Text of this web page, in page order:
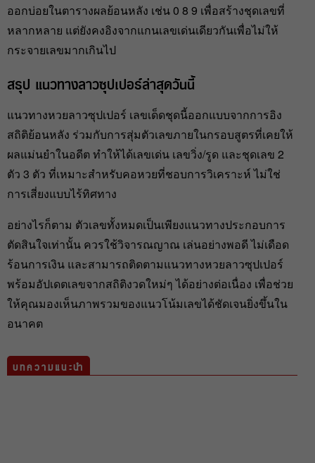
ออกบ่อยในตารางผลย้อนหลัง เช่น 0 8 9 เพื่อสร้างชุดเลขที่
หลากหลาย แต่ยังคงอิงจากแกนเลขเด่นเดียวกันเพื่อไม่ให้
กระจายเลขมากเกินไป
สรุป แนวทางลาวซุปเปอร์ล่าสุดวันนี้
แนวทางหวยลาวซุปเปอร์ เลขเด็ดชุดนี้ออกแบบจากการอิง
สถิติย้อนหลัง ร่วมกับการสุ่มตัวเลขภายในกรอบสูตรที่เคยให้
ผลแม่นยำในอดีต ทำให้ได้เลขเด่น เลขวิ่ง/รูด และชุดเลข 2
ตัว 3 ตัว ที่เหมาะสำหรับคอหวยที่ชอบการวิเคราะห์ ไม่ใช่
การเสี่ยงแบบไร้ทิศทาง
อย่างไรก็ตาม ตัวเลขทั้งหมดเป็นเพียงแนวทางประกอบการ
ตัดสินใจเท่านั้น ควรใช้วิจารณญาณ เล่นอย่างพอดี ไม่เดือด
ร้อนการเงิน และสามารถติดตามแนวทางหวยลาวซุปเปอร์
พร้อมอัปเดตเลขจากสถิติงวดใหม่ๆ ได้อย่างต่อเนื่อง เพื่อช่วย
ให้คุณมองเห็นภาพรวมของแนวโน้มเลขได้ชัดเจนยิ่งขึ้นใน
อนาคต
บทความแนะนำ